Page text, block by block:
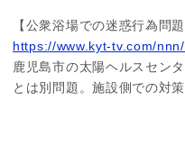
【公衆浴場での迷惑行為問
https://www.kyt-tv.com/
鹿児島市の太陽ヘルスセン
とは別問題。施設側での対